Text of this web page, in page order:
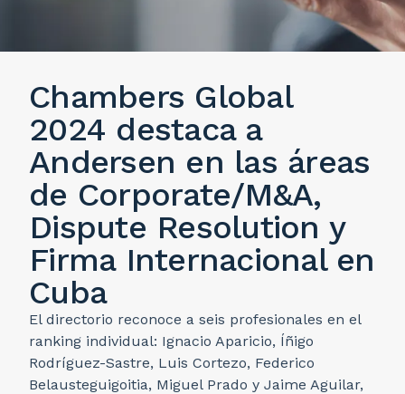
Chambers Global
2024 destaca a
Andersen en las áreas
de Corporate/M&A,
Dispute Resolution y
Firma Internacional en
Cuba
El directorio reconoce a seis profesionales en el
ranking individual: Ignacio Aparicio, Íñigo
Rodríguez-Sastre, Luis Cortezo, Federico
Belausteguigoitia, Miguel Prado y Jaime Aguilar,